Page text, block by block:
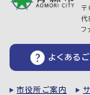
代
フ
よくある
市役所ご案内